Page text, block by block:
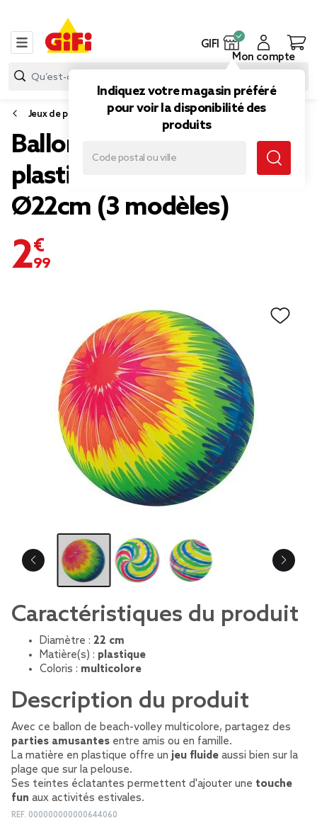
GIFI
Indiquez votre magasin préféré
pour voir la disponibilité des
produits
Mon compte
Jeux de piscine et plage
Ballon beach-volley
plastique multicolore
Ø22cm (3 modèles)
2,99 €
Caractéristiques du produit
Diamètre : 22 cm
Matière(s) : plastique
Coloris : multicolore
Description du produit
Avec ce ballon de beach-volley multicolore, partagez des
parties amusantes entre amis ou en famille.
La matière en plastique offre un jeu fluide aussi bien sur la
plage que sur la pelouse.
Ses teintes éclatantes permettent d'ajouter une touche
fun aux activités estivales.
REF. 000000000000644060